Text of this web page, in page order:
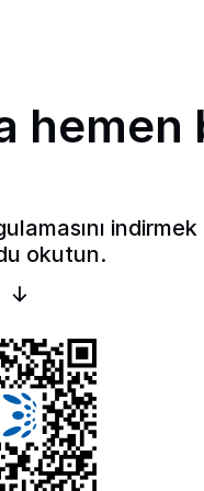
hemen
indirmek
okutun.